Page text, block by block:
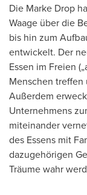
Die Marke Drop
Waage über die
bis hin zum
entwickelt. Der
Essen im Freien
Menschen treffen
Außerdem
Unternehmens
miteinander
des Essens mit
dazugehörigen
Träume wahr